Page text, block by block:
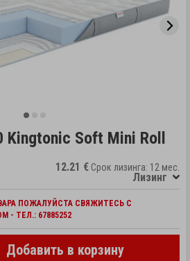
Soft Mini Roll
12.21 € Срок лизинга: 12 мес.
Лизинг
ПОЖАЛУЙСТА СВЯЖИТЕСЬ С
- ТЕЛ.: 67885252
Добавить в корзину